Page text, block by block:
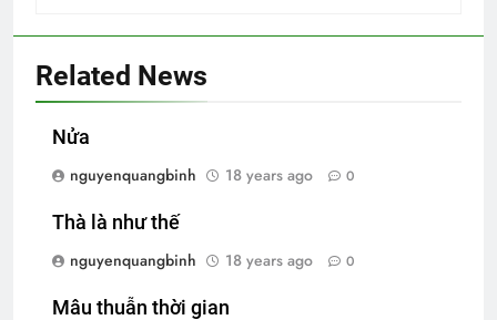
Related News
Nửa
nguyenquangbinh
18 years ago 0
Thà là như thế
nguyenquangbinh
18 years ago 0
Mâu thuẫn thời gian